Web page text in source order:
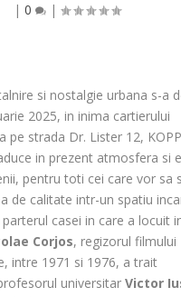
| 0 |
si nostalgie urbana s-a
2025, in inima cartierului
pe strada Dr. Lister 12,
in prezent atmosfera si
pentru toti cei care vor sa
de calitate intr-un spatiu
casei in care a locuit
Corjos, regizorul filmului
intre 1971 si 1976, a trait
universitarVictor